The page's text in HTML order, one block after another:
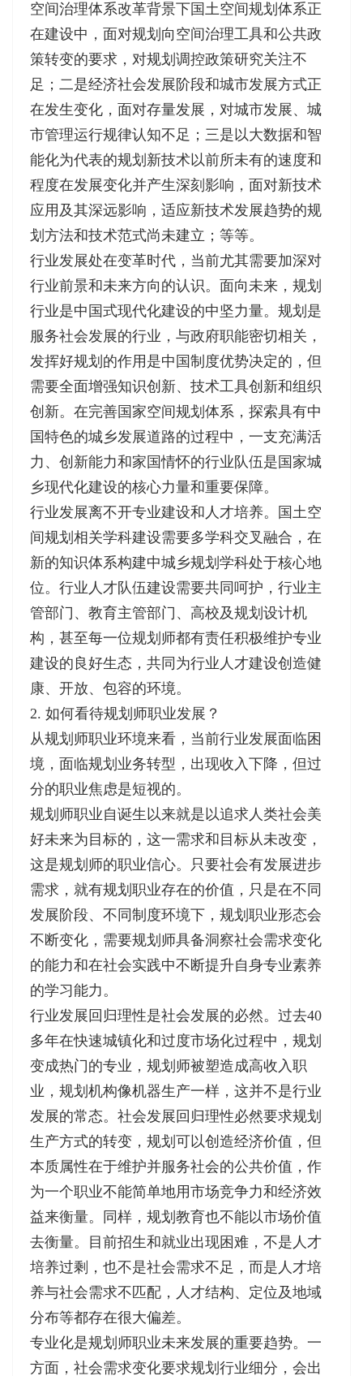
空间治理体系改革背景下国土空间规划体系正
在建设中，面对规划向空间治理工具和公共政
策转变的要求，对规划调控政策研究关注不
足；二是经济社会发展阶段和城市发展方式正
在发生变化，面对存量发展，对城市发展、城
市管理运行规律认知不足；三是以大数据和智
能化为代表的规划新技术以前所未有的速度和
程度在发展变化并产生深刻影响，面对新技术
应用及其深远影响，适应新技术发展趋势的规
划方法和技术范式尚未建立；等等。
行业发展处在变革时代，当前尤其需要加深对
行业前景和未来方向的认识。面向未来，规划
行业是中国式现代化建设的中坚力量。规划是
服务社会发展的行业，与政府职能密切相关，
发挥好规划的作用是中国制度优势决定的，但
需要全面增强知识创新、技术工具创新和组织
创新。在完善国家空间规划体系，探索具有中
国特色的城乡发展道路的过程中，一支充满活
力、创新能力和家国情怀的行业队伍是国家城
乡现代化建设的核心力量和重要保障。
行业发展离不开专业建设和人才培养。国土空
间规划相关学科建设需要多学科交叉融合，在
新的知识体系构建中城乡规划学科处于核心地
位。行业人才队伍建设需要共同呵护，行业主
管部门、教育主管部门、高校及规划设计机
构，甚至每一位规划师都有责任积极维护专业
建设的良好生态，共同为行业人才建设创造健
康、开放、包容的环境。
2. 如何看待规划师职业发展？
从规划师职业环境来看，当前行业发展面临困
境，面临规划业务转型，出现收入下降，但过
分的职业焦虑是短视的。
规划师职业自诞生以来就是以追求人类社会美
好未来为目标的，这一需求和目标从未改变，
这是规划师的职业信心。只要社会有发展进步
需求，就有规划职业存在的价值，只是在不同
发展阶段、不同制度环境下，规划职业形态会
不断变化，需要规划师具备洞察社会需求变化
的能力和在社会实践中不断提升自身专业素养
的学习能力。
行业发展回归理性是社会发展的必然。过去40
多年在快速城镇化和过度市场化过程中，规划
变成热门的专业，规划师被塑造成高收入职
业，规划机构像机器生产一样，这并不是行业
发展的常态。社会发展回归理性必然要求规划
生产方式的转变，规划可以创造经济价值，但
本质属性在于维护并服务社会的公共价值，作
为一个职业不能简单地用市场竞争力和经济效
益来衡量。同样，规划教育也不能以市场价值
去衡量。目前招生和就业出现困难，不是人才
培养过剩，也不是社会需求不足，而是人才培
养与社会需求不匹配，人才结构、定位及地域
分布等都存在很大偏差。
专业化是规划师职业未来发展的重要趋势。一
方面，社会需求变化要求规划行业细分，会出